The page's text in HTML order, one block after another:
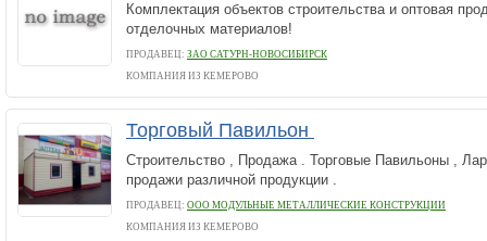
Комплектация объектов строительства и оптовая
отделочных материалов!
ПРОДАВЕЦ: ЗАО САТУРН-НОВОСИБИРСК
КОМПАНИЯ ИЗ КЕМЕРОВО
Торговый Павильон
Строительство , Продажа . Торговые Павильоны ,
продажи различной продукции .
ПРОДАВЕЦ: ООО МОДУЛЬНЫЕ МЕТАЛЛИЧЕСКИЕ КОНСТРУКЦИИ
КОМПАНИЯ ИЗ КЕМЕРОВО